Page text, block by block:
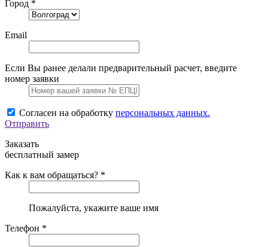
Город *
Email
Если Вы ранее делали предварительный расчет, введите
номер заявки
Согласен на обработку персональных данных.
Отправить
Заказать
бесплатный замер
Как к вам обращаться? *
Пожалуйста, укажите ваше имя
Телефон *